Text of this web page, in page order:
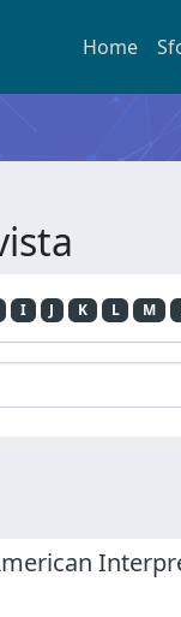
Home
I J K L M